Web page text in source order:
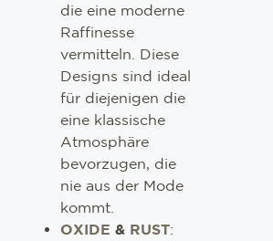
die eine moderne
Raffinesse
vermitteln. Diese
Designs sind ideal
für diejenigen die
eine klassische
Atmosphäre
bevorzugen, die
nie aus der Mode
kommt.
OXIDE & RUST: